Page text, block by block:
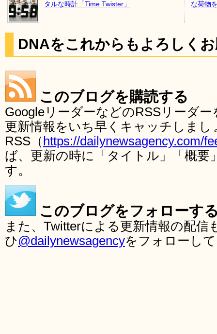
タルな時計「Time Twister」 な荷物
DNAをこれからもよろしく
このブログを購読する
GoogleリーダーなどのRSSリーダ
更新情報をいち早くキャッチしま
RSS（ https://dailynewsagency.com/
ば、更新の時に「タイトル」「概要
す。
このブログをフォローす
また、Twitterによる更新情報の配
ひ@dailynewsagencyをフォローし